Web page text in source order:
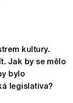
kultury.
Jak by se mělo
bylo
legislativa?